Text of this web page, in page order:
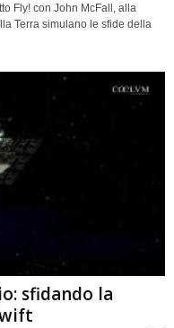
Fly! con John McFall, alla
Terra simulano le sfide della
sfidando la